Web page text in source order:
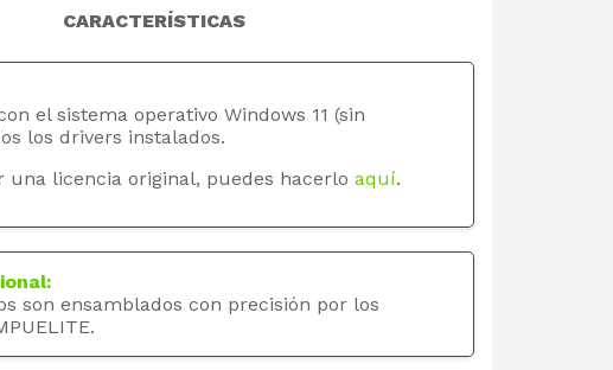
CARACTERÍSTICAS
el sistema operativo Windows 11 (sin
los drivers instalados.
una licencia original, puedes hacerlo aquí.
son ensamblados con precisión por los